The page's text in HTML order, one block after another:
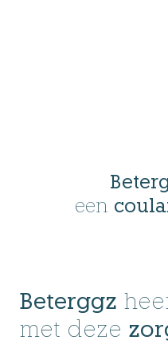
een
Beterggz
met deze